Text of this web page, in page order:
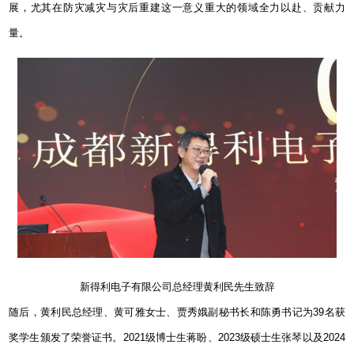
展，尤其在防灾减灾与灾后重建这一意义重大的领域全力以赴、贡献力
量。
新得利电子有限公司总经理黄利民先生致辞
随后，黄利民总经理、黄可雅女士、贾秀娥副秘书长和陈勇书记为39名获
奖学生颁发了荣誉证书。 2021级博士生蒋盼、 2023级硕士生张琴以及 2024